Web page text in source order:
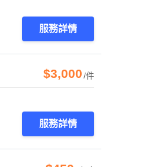
服務詳情
$3,000/件
服務詳情